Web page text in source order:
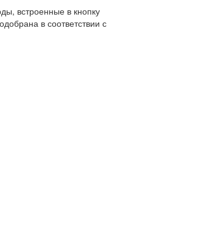
встроенные в кнопку
в соответствии с